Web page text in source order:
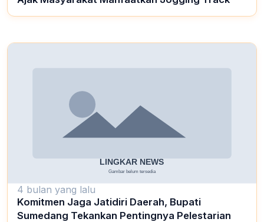
4 bulan yang lalu
Komitmen Jaga Jatidiri Daerah, Bupati
Sumedang Tekankan Pentingnya Pelestarian